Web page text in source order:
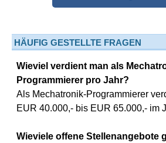
HÄUFIG GESTELLTE FRAGEN
Wieviel verdient man als
Programmierer pro Jahr?
Als Mechatronik-Programmierer
EUR 40.000,- bis EUR 65.000,- im
Wieviele offene Stellenangebote